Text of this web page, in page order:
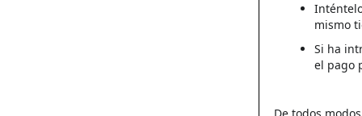
mismo
Si ha
el pago